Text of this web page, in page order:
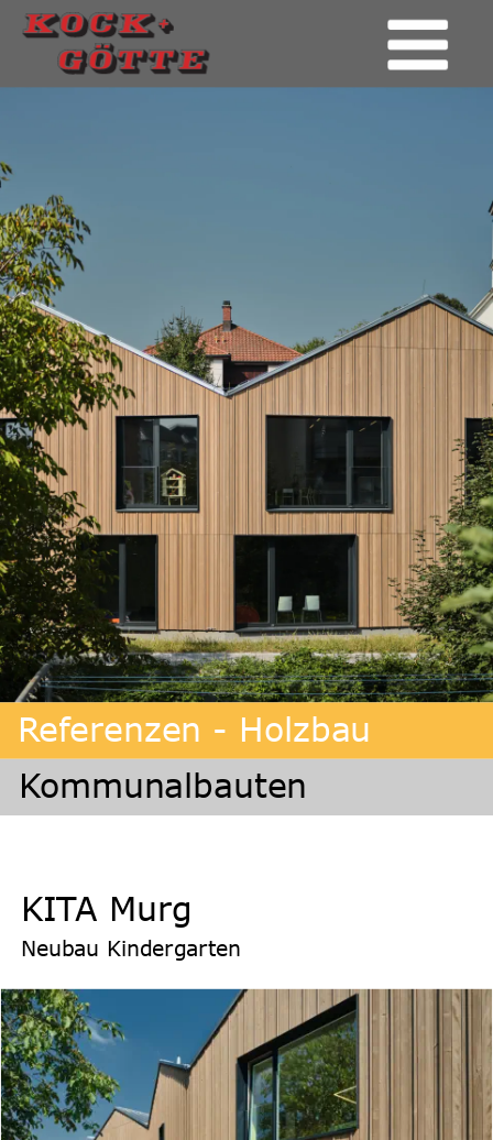
Referenzen - Holzbau
KITA Murg
Neubau Kindergarten
Kommunalbauten